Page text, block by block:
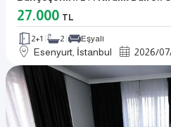
27.000 TL
2+1 2 Eşyalı
Esenyurt, İstanbul 2026/07